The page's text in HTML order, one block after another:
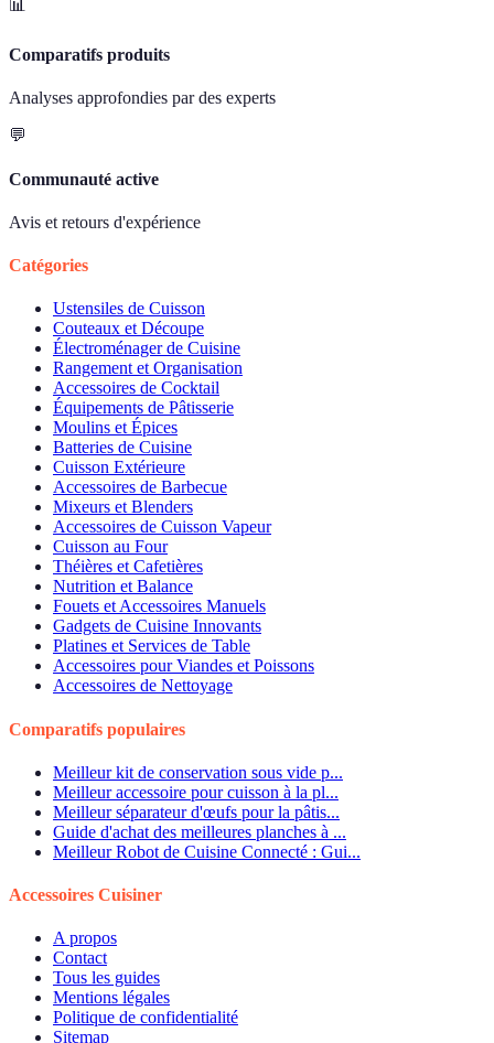
📊
Comparatifs produits
Analyses approfondies par des experts
💬
Communauté active
Avis et retours d'expérience
Catégories
Ustensiles de Cuisson
Couteaux et Découpe
Électroménager de Cuisine
Rangement et Organisation
Accessoires de Cocktail
Équipements de Pâtisserie
Moulins et Épices
Batteries de Cuisine
Cuisson Extérieure
Accessoires de Barbecue
Mixeurs et Blenders
Accessoires de Cuisson Vapeur
Cuisson au Four
Théières et Cafetières
Nutrition et Balance
Fouets et Accessoires Manuels
Gadgets de Cuisine Innovants
Platines et Services de Table
Accessoires pour Viandes et Poissons
Accessoires de Nettoyage
Comparatifs populaires
Meilleur kit de conservation sous vide p...
Meilleur accessoire pour cuisson à la pl...
Meilleur séparateur d'œufs pour la pâtis...
Guide d'achat des meilleures planches à ...
Meilleur Robot de Cuisine Connecté : Gui...
Accessoires Cuisiner
A propos
Contact
Tous les guides
Mentions légales
Politique de confidentialité
Sitemap